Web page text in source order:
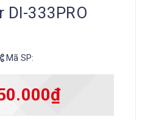
DI-333PRO
Mã SP:
₫